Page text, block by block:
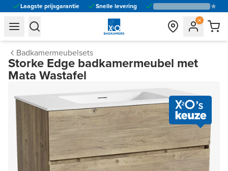
Laagste prijsgarantie Snelle levering
general.navigation.toggle_menu.label
general.navigation.toggle_menu.label
Badkamermeubelsets
Storke Edge badkamermeubel met
Mata Wastafel